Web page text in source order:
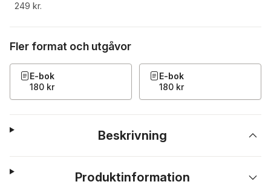
249 kr.
Fler format och utgåvor
E-bok
180 kr
E-bok
180 kr
Beskrivning
Produktinformation